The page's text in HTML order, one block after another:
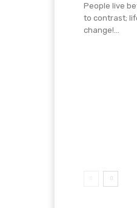
People live
to contrast;
change!...